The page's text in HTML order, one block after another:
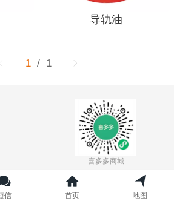
导轨油
1 / 1
喜多多商城
ICP备17082342号-1
图文皆来自于网络，如有内容侵犯了您的合法
信 首页 地图